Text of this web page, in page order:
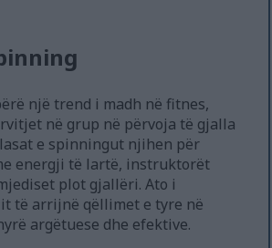
një trend i madh në fitnes,
në grup në përvoja të gjalla
e spinningut njihen për
energji të lartë, instruktorët
plot gjallëri. Ato i
të arrijnë qëllimet e tyre në
argëtuese dhe efektive.